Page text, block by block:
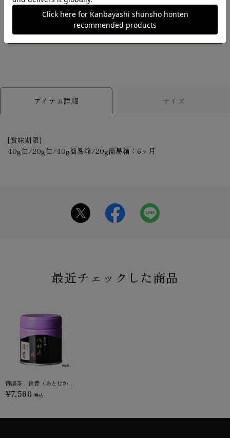
カートに入れる
アイテム詳細 サイズ
[賞味期限]
40g缶/20g缶/40g簡易箱/20g簡易箱：6ヶ月
最近チェックした商品
御濃茶 後昔（あとむかし）
¥7,560 税込